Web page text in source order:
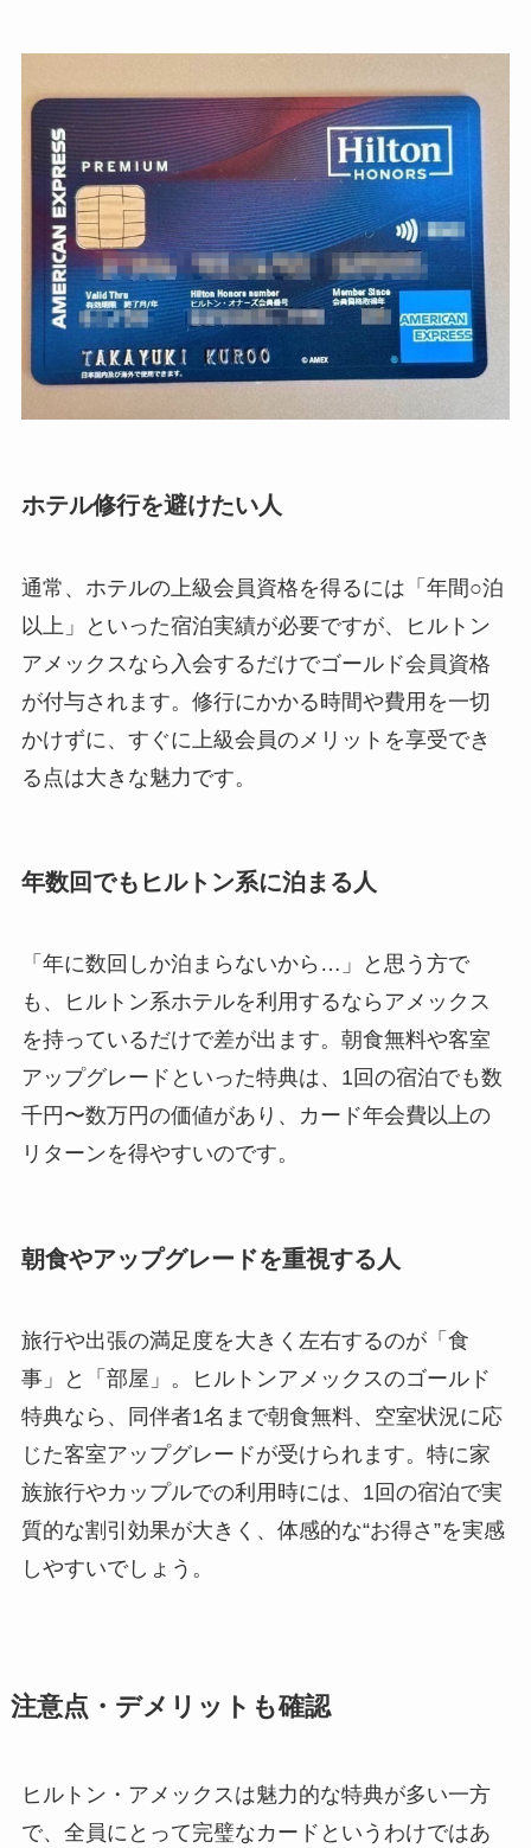
ホテル修行を避けたい人
通常、ホテルの上級会員資格を得るには「年間○泊
以上」といった宿泊実績が必要ですが、ヒルトン
アメックスなら入会するだけでゴールド会員資格
が付与されます。修行にかかる時間や費用を一切
かけずに、すぐに上級会員のメリットを享受でき
る点は大きな魅力です。
年数回でもヒルトン系に泊まる人
「年に数回しか泊まらないから…」と思う方で
も、ヒルトン系ホテルを利用するならアメックス
を持っているだけで差が出ます。朝食無料や客室
アップグレードといった特典は、1回の宿泊でも数
千円〜数万円の価値があり、カード年会費以上の
リターンを得やすいのです。
朝食やアップグレードを重視する人
旅行や出張の満足度を大きく左右するのが「食
事」と「部屋」。ヒルトンアメックスのゴールド
特典なら、同伴者1名まで朝食無料、空室状況に応
じた客室アップグレードが受けられます。特に家
族旅行やカップルでの利用時には、1回の宿泊で実
質的な割引効果が大きく、体感的な“お得さ”を実感
しやすいでしょう。
注意点・デメリットも確認
ヒルトン・アメックスは魅力的な特典が多い一方
で、全員にとって完璧なカードというわけではあ